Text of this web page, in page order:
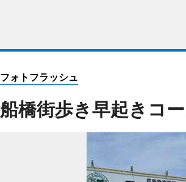
フォトフラッシュ
船橋街歩き早起きコ